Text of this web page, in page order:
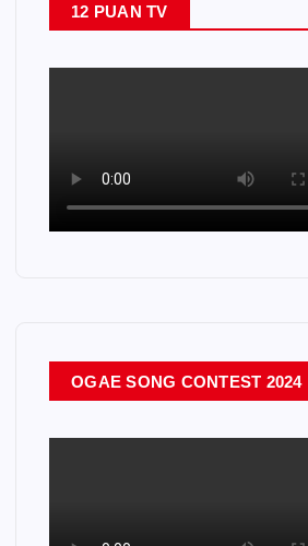
12 PUAN TV
OGAE SONG CONTEST 2024